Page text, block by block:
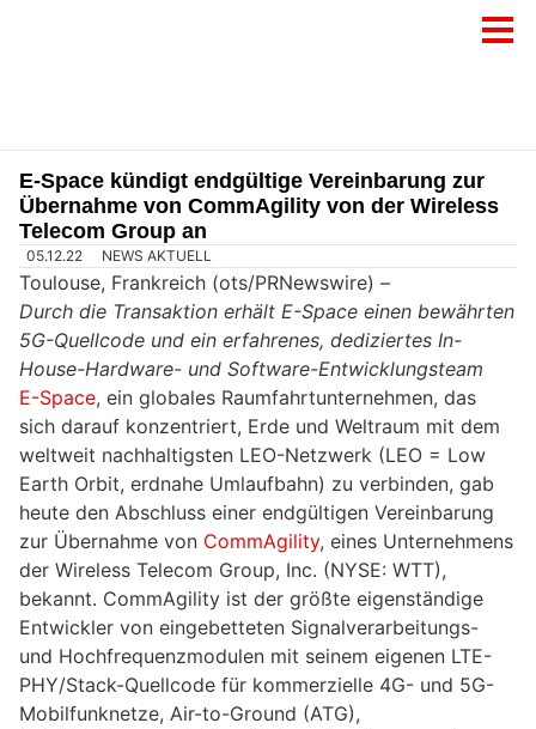
E-Space kündigt endgültige Vereinbarung zur
Übernahme von CommAgility von der Wireless
Telecom Group an
05.12.22 NEWS AKTUELL
Toulouse, Frankreich (ots/PRNewswire) –
Durch die Transaktion erhält E-Space einen bewährten
5G-Quellcode und ein erfahrenes, dediziertes In-
House-Hardware- und Software-Entwicklungsteam
E-Space, ein globales Raumfahrtunternehmen, das
sich darauf konzentriert, Erde und Weltraum mit dem
weltweit nachhaltigsten LEO-Netzwerk (LEO = Low
Earth Orbit, erdnahe Umlaufbahn) zu verbinden, gab
heute den Abschluss einer endgültigen Vereinbarung
zur Übernahme von CommAgility, eines Unternehmens
der Wireless Telecom Group, Inc. (NYSE: WTT),
bekannt. CommAgility ist der größte eigenständige
Entwickler von eingebetteten Signalverarbeitungs-
und Hochfrequenzmodulen mit seinem eigenen LTE-
PHY/Stack-Quellcode für kommerzielle 4G- und 5G-
Mobilfunknetze, Air-to-Ground (ATG),